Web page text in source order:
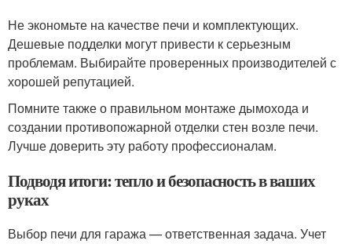
Не экономьте на качестве печи и комплектующих.
Дешевые подделки могут привести к серьезным
проблемам. Выбирайте проверенных производителей с
хорошей репутацией.
Помните также о правильном монтаже дымохода и
создании противопожарной отделки стен возле печи.
Лучше доверить эту работу профессионалам.
Подводя итоги: тепло и безопасность в ваших
руках
Выбор печи для гаража — ответственная задача. Учет